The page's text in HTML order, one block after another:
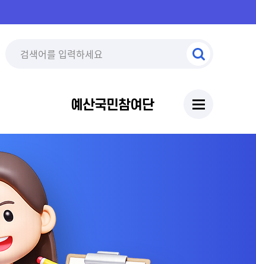
예산국민참여단